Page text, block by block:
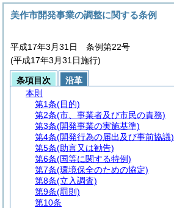
美作市開発事業の調整に関する条例
平成17年3月31日 条例第22号
(平成17年3月31日施行)
条項目次
沿革
本則
第1条(目的)
第2条(市、事業者及び市民の責務)
第3条(開発事業の実施基準)
第4条(開発行為の届出及び事前協議)
第5条(助言又は勧告)
第6条(国等に関する特例)
第7条(環境保全のための協定)
第8条(立入調査)
第9条(罰則)
第10条